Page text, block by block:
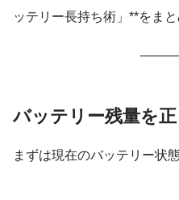
ッテリー長持ち術」**をまと
バッテリー残量を
まずは現在のバッテリー状